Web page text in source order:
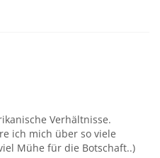
Verhältnisse.
ich mich über so viele
Mühe für die Botschaft..)